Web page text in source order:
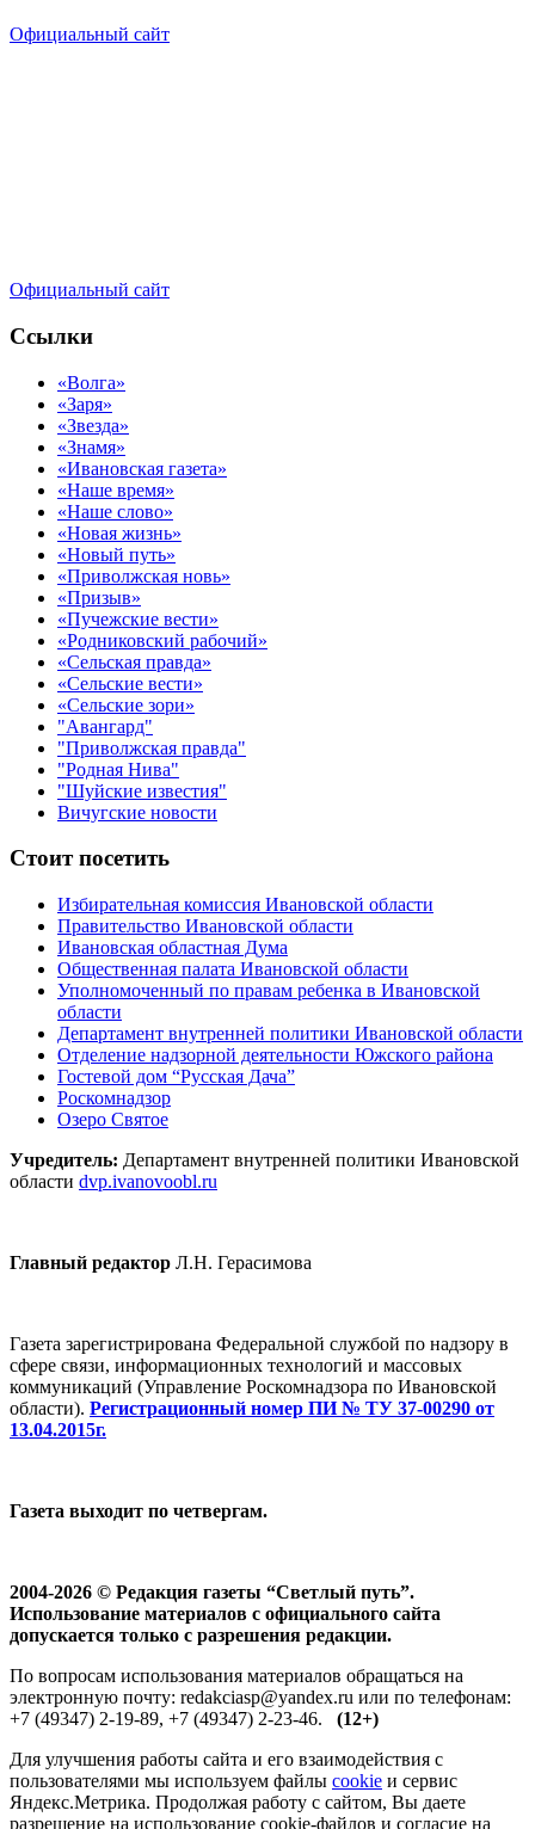
Официальный сайт
Официальный сайт
Ссылки
«Волга»
«Заря»
«Звезда»
«Знамя»
«Ивановская газета»
«Наше время»
«Наше слово»
«Новая жизнь»
«Новый путь»
«Приволжская новь»
«Призыв»
«Пучежские вести»
«Родниковский рабочий»
«Сельская правда»
«Сельские вести»
«Сельские зори»
"Авангард"
"Приволжская правда"
"Родная Нива"
"Шуйские известия"
Вичугские новости
Стоит посетить
Избирательная комиссия Ивановской области
Правительство Ивановской области
Ивановская областная Дума
Общественная палата Ивановской области
Уполномоченный по правам ребенка в Ивановской
области
Департамент внутренней политики Ивановской области
Отделение надзорной деятельности Южского района
Гостевой дом “Русская Дача”
Роскомнадзор
Озеро Святое
Учредитель: Департамент внутренней политики Ивановской
области dvp.ivanovoobl.ru
Главный редактор Л.Н. Герасимова
Газета зарегистрирована Федеральной службой по надзору в
сфере связи, информационных технологий и массовых
коммуникаций (Управление Роскомнадзора по Ивановской
области). Регистрационный номер ПИ № ТУ 37-00290 от
13.04.2015г.
Газета выходит по четвергам.
2004-2026 © Редакция газеты “Светлый путь”.
Использование материалов с официального сайта
допускается только с разрешения редакции.
По вопросам использования материалов обращаться на
электронную почту: redakciasp@yandex.ru или по телефонам:
+7 (49347) 2-19-89, +7 (49347) 2-23-46. (12+)
Для улучшения работы сайта и его взаимодействия с
пользователями мы используем файлы cookie и сервис
Яндекс.Метрика. Продолжая работу с сайтом, Вы даете
разрешение на использование cookie-файлов и согласие на